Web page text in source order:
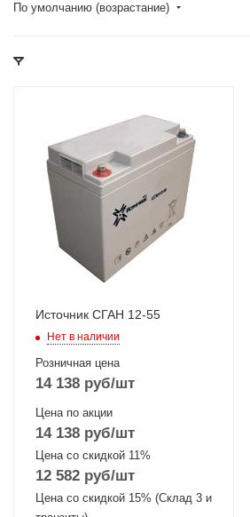
По умолчанию (возрастание)
Источник СГАН 12-55
Нет в наличии
Розничная цена
14 138 руб/шт
Цена по акции
14 138 руб/шт
Цена со скидкой 11%
12 582 руб/шт
Цена со скидкой 15% (Склад 3 и